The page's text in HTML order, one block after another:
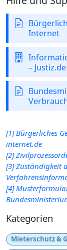
Internet
– Justiz.de
[1] Bürgerliches
internet.de
[2]
[3] Zuständigkeit
[4]
Kategorien
Mieterschutz &